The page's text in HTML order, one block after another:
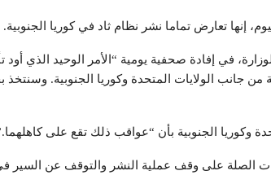
إنها تعارض تماما نشر نظام ثاد في كوريا الجنوبية.
في إفادة صحفية يومية “الأمر الوحيد الذي أود
من جانب الولايات المتحدة وكوريا الجنوبية. وسنتخذ
وكوريا الجنوبية بأن “عواقب ذلك تقع على
الصلة على وقف عملية النشر والتوقف عن السير في